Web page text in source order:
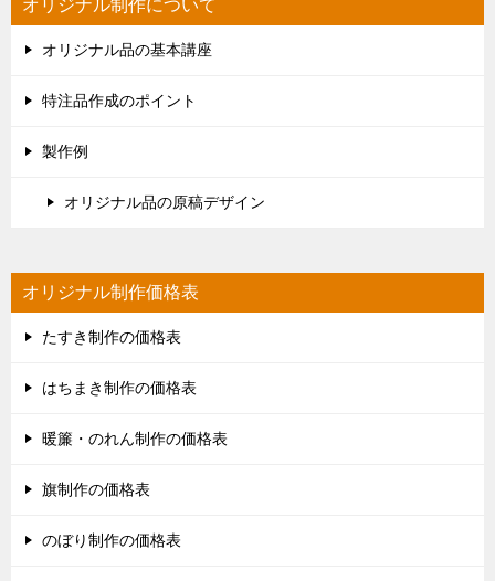
オリジナル制作について
オリジナル品の基本講座
特注品作成のポイント
製作例
オリジナル品の原稿デザイン
オリジナル制作価格表
たすき制作の価格表
はちまき制作の価格表
暖簾・のれん制作の価格表
旗制作の価格表
のぼり制作の価格表